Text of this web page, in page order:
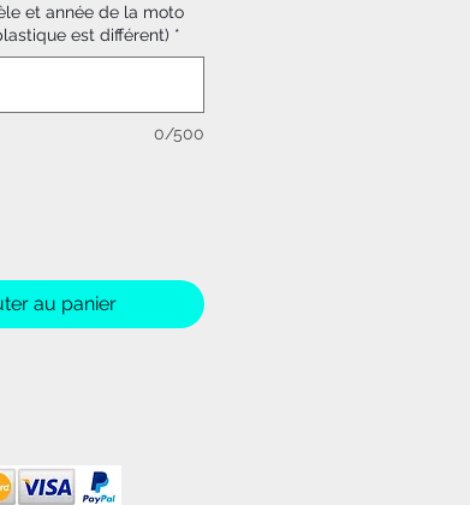
et année de la moto
est différent) *
0/500
au panier